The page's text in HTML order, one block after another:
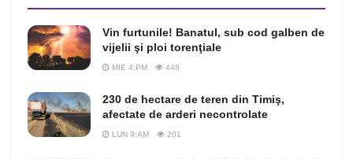
Vin furtunile! Banatul, sub cod galben de
vijelii şi ploi torenţiale
MIE 4:PM 448
230 de hectare de teren din Timiş,
afectate de arderi necontrolate
LUN 9:AM 201